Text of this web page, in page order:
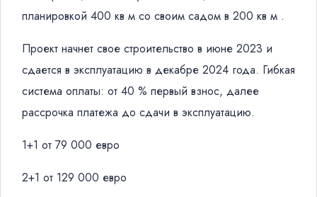
планировкой 400 кв м со своим садом в 200 кв м .
Проект начнет свое строительство в июне 2023 и
сдается в эксплуатацию в декабре 2024 года. Гибкая
система оплаты: от 40 % первый взнос, далее
рассрочка платежа до сдачи в эксплуатацию.
1+1 от 79 000 евро
2+1 от 129 000 евро